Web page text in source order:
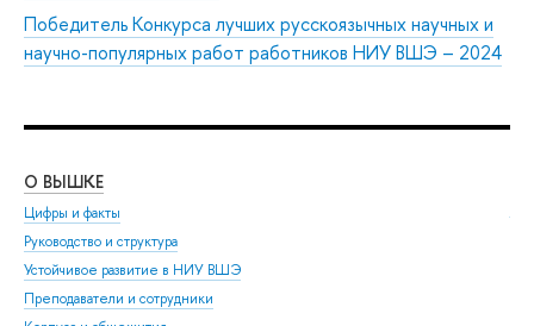
Победитель Конкурса лучших русскоязычных научных и
научно-популярных работ работников НИУ ВШЭ – 2024
О ВЫШКЕ
Цифры и факты
Руководство и структура
Устойчивое развитие в НИУ ВШЭ
Преподаватели и сотрудники